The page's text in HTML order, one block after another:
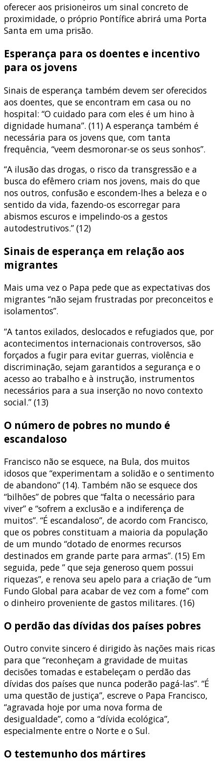
oferecer aos prisioneiros um sinal concreto de
proximidade, o próprio Pontífice abrirá uma Porta
Santa em uma prisão.
Esperança para os doentes e incentivo
para os jovens
Sinais de esperança também devem ser oferecidos
aos doentes, que se encontram em casa ou no
hospital: “O cuidado para com eles é um hino à
dignidade humana”. (11) A esperança também é
necessária para os jovens que, com tanta
frequência, “veem desmoronar-se os seus sonhos”.
“A ilusão das drogas, o risco da transgressão e a
busca do efêmero criam nos jovens, mais do que
nos outros, confusão e escondem-lhes a beleza e o
sentido da vida, fazendo-os escorregar para
abismos escuros e impelindo-os a gestos
autodestrutivos.” (12)
Sinais de esperança em relação aos
migrantes
Mais uma vez o Papa pede que as expectativas dos
migrantes “não sejam frustradas por preconceitos e
isolamentos”.
“A tantos exilados, deslocados e refugiados que, por
acontecimentos internacionais controversos, são
forçados a fugir para evitar guerras, violência e
discriminação, sejam garantidos a segurança e o
acesso ao trabalho e à instrução, instrumentos
necessários para a sua inserção no novo contexto
social.” (13)
O número de pobres no mundo é
escandaloso
Francisco não se esquece, na Bula, dos muitos
idosos que “experimentam a solidão e o sentimento
de abandono” (14). Também não se esquece dos
“bilhões” de pobres que “falta o necessário para
viver” e “sofrem a exclusão e a indiferença de
muitos”. “É escandaloso”, de acordo com Francisco,
que os pobres constituam a maioria da população
de um mundo “dotado de enormes recursos
destinados em grande parte para armas”. (15) Em
seguida, pede ” que seja generoso quem possui
riquezas”, e renova seu apelo para a criação de “um
Fundo Global para acabar de vez com a fome” com
o dinheiro proveniente de gastos militares. (16)
O perdão das dívidas dos países pobres
Outro convite sincero é dirigido às nações mais ricas
para que “reconheçam a gravidade de muitas
decisões tomadas e estabeleçam o perdão das
dívidas dos países que nunca poderão pagá-las”. “É
uma questão de justiça”, escreve o Papa Francisco,
“agravada hoje por uma nova forma de
desigualdade”, como a “dívida ecológica”,
especialmente entre o Norte e o Sul.
O testemunho dos mártires